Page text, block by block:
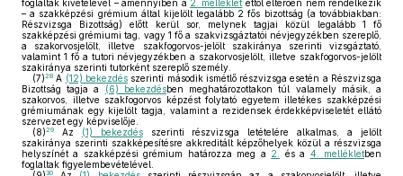
foglaltak kivételével – amennyiben a 2. melléklet ettől eltérően nem rendelkezik
– a szakképzési grémium által kijelölt legalább 2 fős bizottság (a továbbiakban:
Részvizsga Bizottság) előtt kerül sor, melynek tagjai közül legalább 1 fő
szakképzési grémiumi tag, vagy 1 fő a szakvizsgáztatói névjegyzékben szereplő,
a szakorvosjelölt, illetve szakfogorvos-jelölt szakiránya szerinti vizsgáztató,
valamint 1 fő a tutori névjegyzékben a szakorvosjelölt, illetve szakfogorvos-jelölt
szakiránya szerinti tutorként szereplő személy.
(7)28 A (12) bekezdésszerinti második ismétlő részvizsga esetén a Részvizsga
Bizottság tagja a
(6) bekezdésben meghatározottakon túl valamely másik, a
szakorvos, illetve szakfogorvos képzést folytató egyetem illetékes szakképzési
grémiumának egy kijelölt tagja, valamint a rezidensek érdekképviseletét ellátó
szervezet egy képviselője.
(8)29 Az (1) bekezdésszerinti részvizsga letételére alkalmas, a jelölt
szakiránya szerinti szakképesítésre akkreditált képzőhelyek közül a részvizsga
helyszínét a szakképzési grémium határozza meg a 2. és a 4. mellékletben
foglaltak figyelembevételével.
30